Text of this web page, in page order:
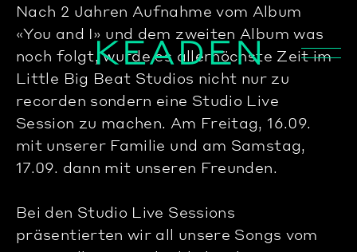
Nach 2 Jahren Aufnahme vom Album
«You and I» und dem zweiten Album was
noch folgt, wurde es allerhöchste Zeit im
Little Big Beat Studios nicht nur zu
recorden sondern eine Studio Live
Session zu machen. Am Freitag, 16.09.
mit unserer Familie und am Samstag,
17.09. dann mit unseren Freunden.
Bei den Studio Live Sessions
präsentierten wir all unsere Songs vom